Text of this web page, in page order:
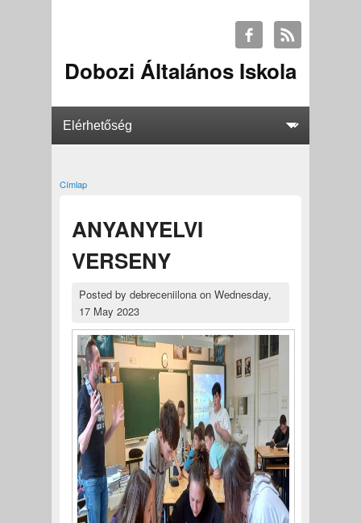
Dobozi Általános Iskola
Jelenlegi hely
Címlap
ANYANYELVI
VERSENY
Posted by debreceniilonaon Wednesday,
17 May 2023